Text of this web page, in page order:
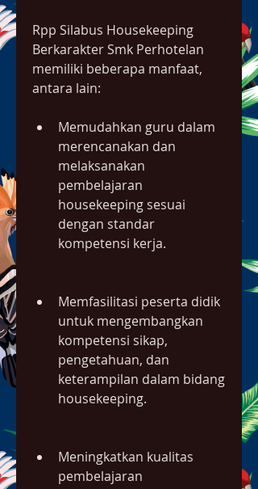
Rpp Silabus Housekeeping
Berkarakter Smk Perhotelan
memiliki beberapa manfaat,
antara lain:
Memudahkan guru dalam
merencanakan dan
melaksanakan
pembelajaran
housekeeping sesuai
dengan standar
kompetensi kerja.
Memfasilitasi peserta didik
untuk mengembangkan
kompetensi sikap,
pengetahuan, dan
keterampilan dalam bidang
housekeeping.
Meningkatkan kualitas
pembelajaran